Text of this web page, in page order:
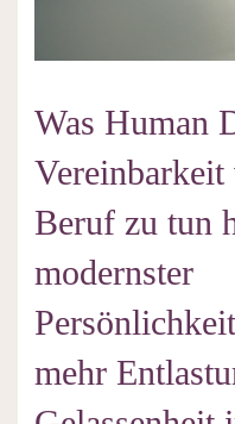
Was Human
Beruf zu tun
modernster
mehr